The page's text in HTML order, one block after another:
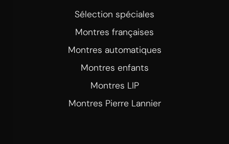
Sélection spéciales
Montres françaises
Montres automatiques
Montres enfants
Montres LIP
Montres Pierre Lannier